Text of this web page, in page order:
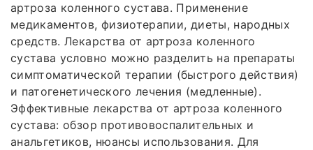
артроза коленного сустава. Применение
медикаментов, физиотерапии, диеты, народных
средств. Лекарства от артроза коленного
сустава условно можно разделить на препараты
симптоматической терапии (быстрого действия)
и патогенетического лечения (медленные).
Эффективные лекарства от артроза коленного
сустава: обзор противовоспалительных и
анальгетиков, нюансы использования. Для